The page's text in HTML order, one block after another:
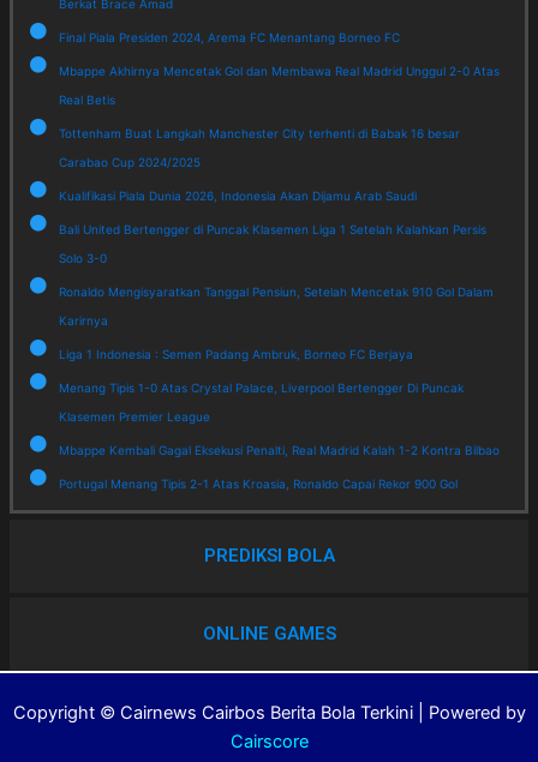
Berkat Brace Amad
Final Piala Presiden 2024, Arema FC Menantang Borneo FC
Mbappe Akhirnya Mencetak Gol dan Membawa Real Madrid Unggul 2-0 Atas
Real Betis
Tottenham Buat Langkah Manchester City terhenti di Babak 16 besar
Carabao Cup 2024/2025
Kualifikasi Piala Dunia 2026, Indonesia Akan Dijamu Arab Saudi
Bali United Bertengger di Puncak Klasemen Liga 1 Setelah Kalahkan Persis
Solo 3-0
Ronaldo Mengisyaratkan Tanggal Pensiun, Setelah Mencetak 910 Gol Dalam
Karirnya
Liga 1 Indonesia : Semen Padang Ambruk, Borneo FC Berjaya
Menang Tipis 1-0 Atas Crystal Palace, Liverpool Bertengger Di Puncak
Klasemen Premier League
Mbappe Kembali Gagal Eksekusi Penalti, Real Madrid Kalah 1-2 Kontra Bilbao
Portugal Menang Tipis 2-1 Atas Kroasia, Ronaldo Capai Rekor 900 Gol
PREDIKSI BOLA
ONLINE GAMES
Copyright © Cairnews Cairbos Berita Bola Terkini | Powered by
Cairscore